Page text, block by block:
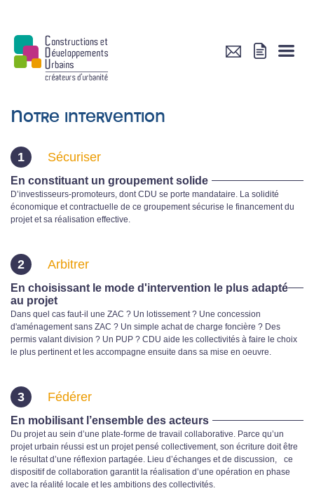
Notre intervention
1 Sécuriser
En constituant un groupement solide
D’investisseurs-promoteurs, dont CDU se porte mandataire. La solidité
économique et contractuelle de ce groupement sécurise le financement du
projet et sa réalisation effective.
2 Arbitrer
En choisissant le mode d'intervention le plus adapté
au projet
Dans quel cas faut-il une ZAC ? Un lotissement ? Une concession
d'aménagement sans ZAC ? Un simple achat de charge foncière ? Des
permis valant division ? Un PUP ? CDU aide les collectivités à faire le choix
le plus pertinent et les accompagne ensuite dans sa mise en oeuvre.
3 Fédérer
En mobilisant l’ensemble des acteurs
Du projet au sein d’une plate-forme de travail collaborative. Parce qu’un
projet urbain réussi est un projet pensé collectivement, son écriture doit être
le résultat d’une réflexion partagée. Lieu d’échanges et de discussion, ce
dispositif de collaboration garantit la réalisation d’une opération en phase
avec la réalité locale et les ambitions des collectivités.